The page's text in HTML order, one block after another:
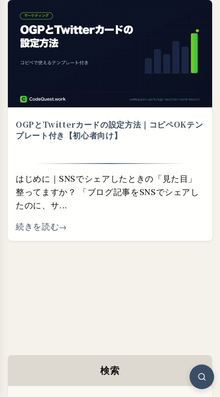
OGPとTwitterカードの設定方法｜コピペOKテン
プレート付き【初心者向け】
はじめに｜SNSでシェアしたときの「見た目」
整ってますか？ 「ブログ記事をSNSでシェアし
たのに、サ...
続きを読む
検索